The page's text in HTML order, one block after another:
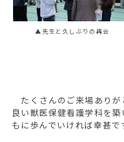
▲先生と久しぶりの再会
たくさんのご来場ありが
良い獣医保健看護学科を
もに歩んでいければ幸甚で